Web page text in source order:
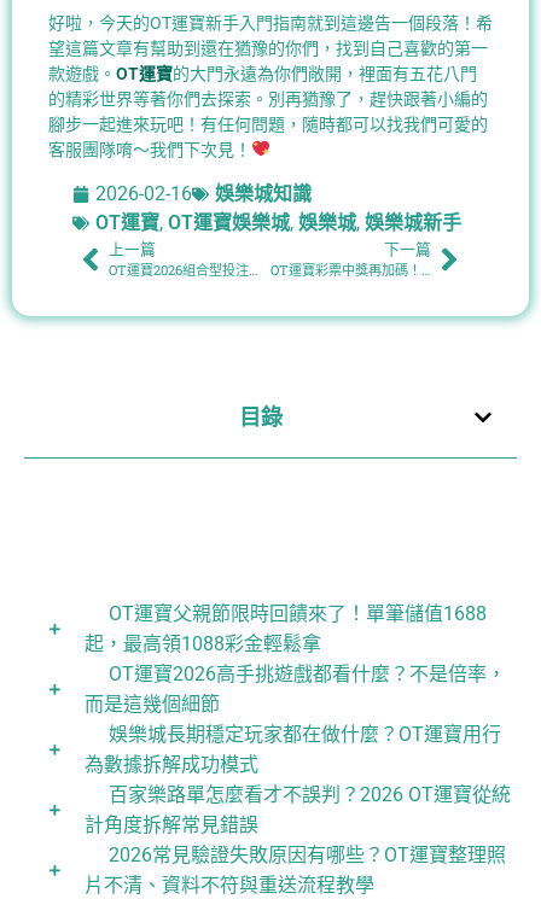
好啦，今天的OT運寶新手入門指南就到這邊告一個段落！希
望這篇文章有幫助到還在猶豫的你們，找到自己喜歡的第一
款遊戲。 OT運寶的大門永遠為你們敞開，裡面有五花八門
的精彩世界等著你們去探索。別再猶豫了，趕快跟著小編的
腳步一起進來玩吧！有任何問題，隨時都可以找我們可愛的
客服團隊唷～我們下次見！
2026-02-16
娛樂城知識
OT運寶, OT運寶娛樂城, 娛樂城, 娛樂城新手
上一篇
OT運寶2026組合型投注解析：連碰與多選的數學邏輯
下一篇
OT運寶彩票中獎再加碼！指定玩法中獎就送運寶彩金，幸運翻倍不設限
目錄
OT運寶父親節限時回饋來了！單筆儲值1688
起，最高領1088彩金輕鬆拿
OT運寶2026高手挑遊戲都看什麼？不是倍率，
而是這幾個細節
娛樂城長期穩定玩家都在做什麼？OT運寶用行
為數據拆解成功模式
百家樂路單怎麼看才不誤判？2026 OT運寶從統
計角度拆解常見錯誤
2026常見驗證失敗原因有哪些？OT運寶整理照
片不清、資料不符與重送流程教學